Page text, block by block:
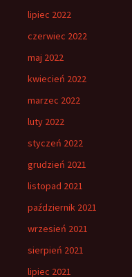
lipiec 2022
czerwiec 2022
maj 2022
kwiecień 2022
marzec 2022
luty 2022
styczeń 2022
grudzień 2021
listopad 2021
październik 2021
wrzesień 2021
sierpień 2021
lipiec 2021